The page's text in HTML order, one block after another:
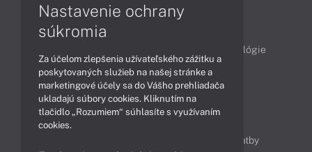
Technológie
Videá
Obsah
Možnosti doručenia a platby
Nastavenie ochrany
súkromia
Za účelom zlepšenia užívateľského zážitku a
poskytovaných služieb na našej stránke a
marketingové účely sa do Vášho prehliadača
ukladajú súbory cookies. Kliknutím na
tlačidlo „Rozumiem“ súhlasíte s využívaním
cookies.